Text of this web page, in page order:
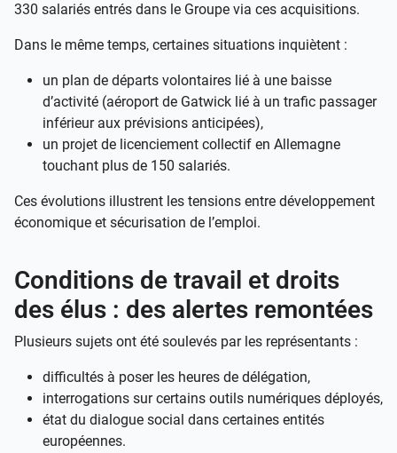
330 salariés entrés dans le Groupe via ces acquisitions.
Dans le même temps, certaines situations inquiètent :
un plan de départs volontaires lié à une baisse
d’activité (aéroport de Gatwick lié à un trafic passager
inférieur aux prévisions anticipées),
un projet de licenciement collectif en Allemagne
touchant plus de 150 salariés.
Ces évolutions illustrent les tensions entre développement
économique et sécurisation de l’emploi.
Conditions de travail et droits
des élus : des alertes remontées
Plusieurs sujets ont été soulevés par les représentants :
difficultés à poser les heures de délégation,
interrogations sur certains outils numériques déployés,
état du dialogue social dans certaines entités
européennes.